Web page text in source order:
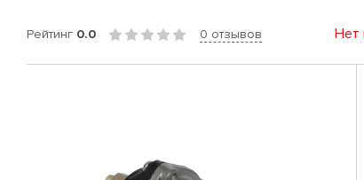
Рейтинг 0.0 0 отзывов Нет